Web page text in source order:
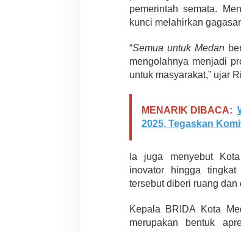
pemerintah semata.
kunci melahirkan
“Semua untuk Medan
mengolahnya menjadi
untuk masyarakat,” ujar
MENARIK DIBACA:
2025, Tegaskan
Ia juga menyebut
inovator hingga
tersebut diberi ruang
Kepala BRIDA Kota
merupakan bentuk